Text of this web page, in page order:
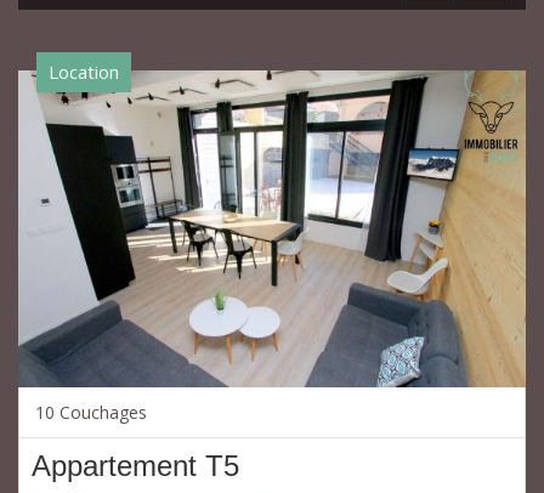
Location
10 Couchages
Appartement T5